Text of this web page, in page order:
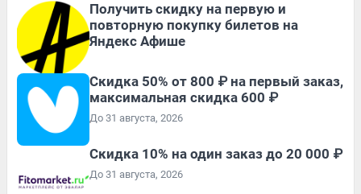
Получить скидку на первую и
повторную покупку билетов на
Яндекс Афише
Скидка 50% от 800 ₽ на первый заказ,
максимальная скидка 600 ₽
До 31 августа, 2026
Скидка 10% на один заказ до 20 000 ₽
До 31 августа, 2026